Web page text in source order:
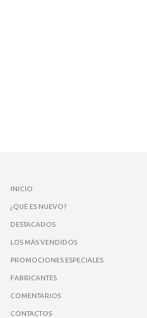
INICIO
¿QUÉ ES NUEVO?
DESTACADOS
LOS MÁS VENDIDOS
PROMOCIONES ESPECIALES
FABRICANTES
COMENTARIOS
CONTACTOS